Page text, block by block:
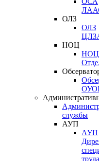
ОЛЗ
ОЛЗ
НОЦ
НОЦ
ОУО
службы
АУП
АУП
труда